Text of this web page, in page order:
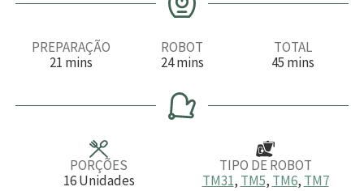
PREPARAÇÃO
21m
u
mins
ROBOT
24m
n
u
t
mins
TOTAL
45 m
u
mins
PORÇÕES
16 Unidades
TIPO DE ROBOT
TM31, TM5, TM6, TM7